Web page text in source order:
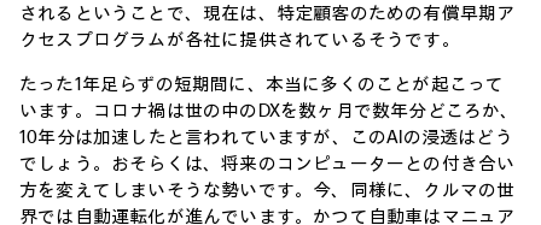
されるということで、現在は、特定顧客のための有償早期ア
クセスプログラムが各社に提供されているそうです。
たった1年足らずの短期間に、本当に多くのことが起こって
います。コロナ禍は世の中のDXを数ヶ月で数年分どころか、
10年分は加速したと言われていますが、このAIの浸透はどう
でしょう。おそらくは、将来のコンピューターとの付き合い
方を変えてしまいそうな勢いです。今、同様に、クルマの世
界では自動運転化が進んでいます。かつて自動車はマニュア